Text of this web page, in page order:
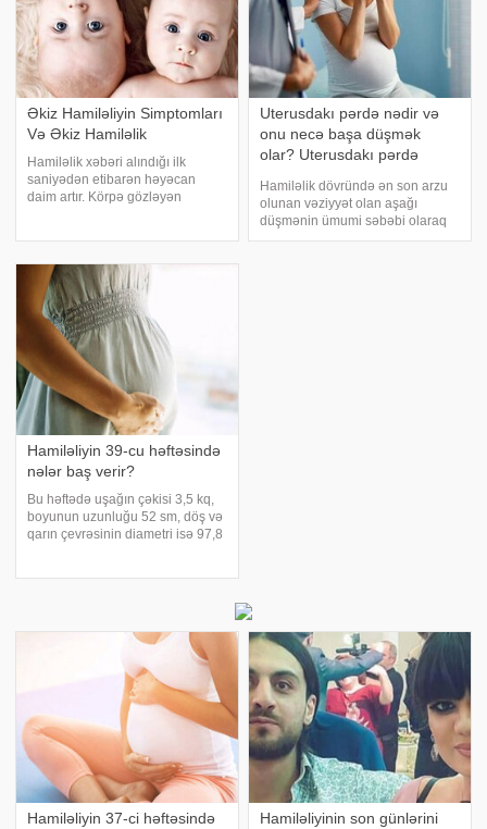
Əkiz Hamiləliyin Simptomları
Və Əkiz Hamiləlik
Hamiləlik xəbəri alındığı ilk
saniyədən etibarən həyəcan
daim artır. Körpə gözləyən
qat artır. Körpə gözləyən ailələr
üçü
Uterusdakı pərdə nədir və
onu necə başa düşmək
olar? Uterusdakı pərdə
Hamiləlik dövründə ən son arzu
olunan vəziyyət olan aşağı
düşmənin ümumi səbəbi olaraq
bilinən uşaqlıq örtüyü hamiləliyin
Hamiləliyin 39-cu həftəsində
nələr baş verir?
Bu həftədə uşağın çəkisi 3,5 kq,
boyunun uzunluğu 52 sm, döş və
qarın çevrəsinin diametri isə 97,8
Hamiləliyin 37-ci həftəsində
Hamiləliyinin son günlərini